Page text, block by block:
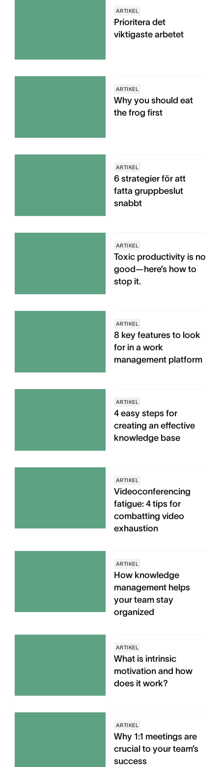
ARTIKEL
Prioritera det
viktigaste arbetet
ARTIKEL
Why you should eat
the frog first
ARTIKEL
6 strategier för att
fatta gruppbeslut
snabbt
ARTIKEL
Toxic productivity is no
good—here’s how to
stop it.
ARTIKEL
8 key features to look
for in a work
management platform
ARTIKEL
4 easy steps for
creating an effective
knowledge base
ARTIKEL
Videoconferencing
fatigue: 4 tips for
combatting video
exhaustion
ARTIKEL
How knowledge
management helps
your team stay
organized
ARTIKEL
What is intrinsic
motivation and how
does it work?
ARTIKEL
Why 1:1 meetings are
crucial to your team’s
success